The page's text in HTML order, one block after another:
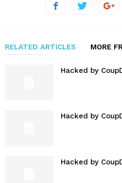
RELATED ARTICLES MORE
Hacked by
Hacked by
Hacked by